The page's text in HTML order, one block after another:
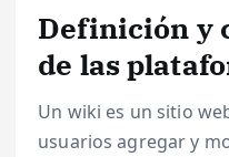
Definición y
de las
Un wiki es un sitio
usuarios agregar y